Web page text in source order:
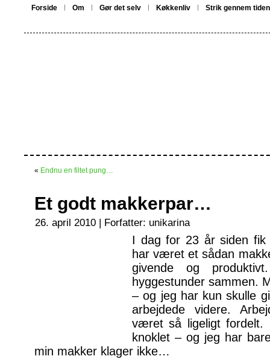
Forside Om Gør det selv Køkkenliv Strik gennem tiden
« Endnu en filtet pung…
Et godt makkerpar…
26. april 2010 | Forfatter: unikarina
I dag for 23 år siden
har været et sådan
givende og
hyggestunder sammen.
– og jeg har kun skulle
arbejdede videre.
været så ligeligt fordelt.
knoklet – og jeg har
min makker klager ikke…